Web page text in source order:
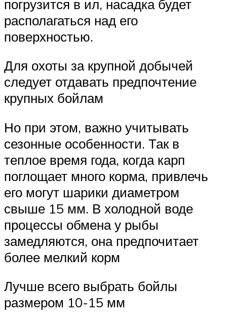
погрузится в ил, насадка будет
располагаться над его
поверхностью.
Для охоты за крупной добычей
следует отдавать предпочтение
крупных бойлам
Но при этом, важно учитывать
сезонные особенности. Так в
теплое время года, когда карп
поглощает много корма, привлечь
его могут шарики диаметром
свыше 15 мм. В холодной воде
процессы обмена у рыбы
замедляются, она предпочитает
более мелкий корм
Лучше всего выбрать бойлы
размером 10-15 мм